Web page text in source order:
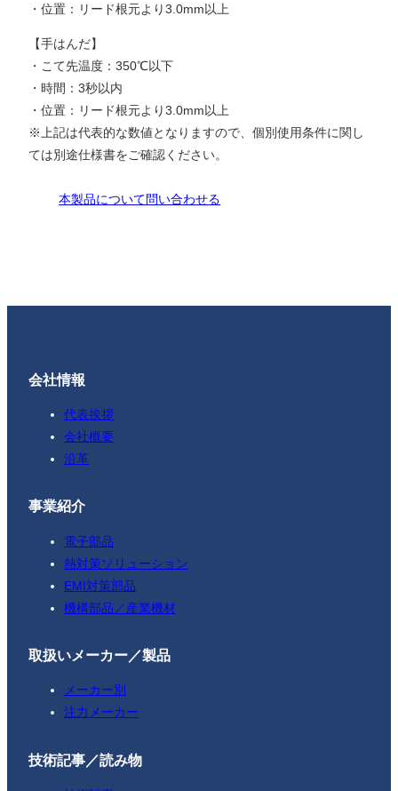
・位置：リード根元より3.0mm以上
【手はんだ】
・こて先温度：350℃以下
・時間：3秒以内
・位置：リード根元より3.0mm以上
※上記は代表的な数値となりますので、個別使用条件に関し
ては別途仕様書をご確認ください。
本製品について問い合わせる
会社情報
代表挨拶
会社概要
沿革
事業紹介
電子部品
熱対策ソリューション
EMI対策部品
機構部品／産業機材
取扱いメーカー／製品
メーカー別
注力メーカー
技術記事／読み物